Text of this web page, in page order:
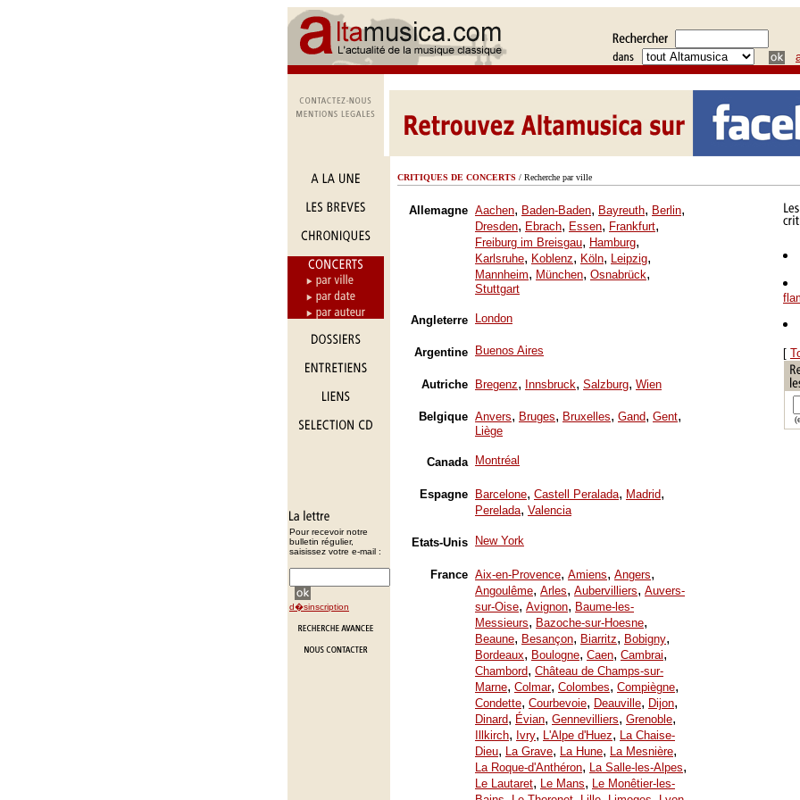
Pour recevoir notre
bulletin régulier,
saisissez votre e-mail :
d�sinscription
CRITIQUES DE CONCERTS / Recherche par ville
Allemagne Aachen, Baden-Baden, Bayreuth, Berlin,
Dresden, Ebrach, Essen, Frankfurt,
Freiburg im Breisgau, Hamburg,
Karlsruhe, Koblenz, Köln, Leipzig,
Mannheim, München, Osnabrück,
Stuttgart
Angleterre London
Argentine Buenos Aires
Autriche Bregenz, Innsbruck, Salzburg, Wien
Belgique Anvers, Bruges, Bruxelles, Gand, Gent,
Liège
Canada Montréal
Espagne Barcelone, Castell Peralada, Madrid,
Perelada, Valencia
Etats-Unis New York
France Aix-en-Provence, Amiens, Angers,
Angoulême, Arles, Aubervilliers, Auvers-
sur-Oise, Avignon, Baume-les-
Messieurs, Bazoche-sur-Hoesne,
Beaune, Besançon, Biarritz, Bobigny,
Bordeaux, Boulogne, Caen, Cambrai,
Chambord, Château de Champs-sur-
Marne, Colmar, Colombes, Compiègne,
Condette, Courbevoie, Deauville, Dijon,
Dinard, Évian, Gennevilliers, Grenoble,
Illkirch, Ivry, L'Alpe d'Huez, La Chaise-
Dieu, La Grave, La Hune, La Mesnière,
La Roque-d'Anthéron, La Salle-les-Alpes,
Le Lautaret, Le Mans, Le Monêtier-les-
[